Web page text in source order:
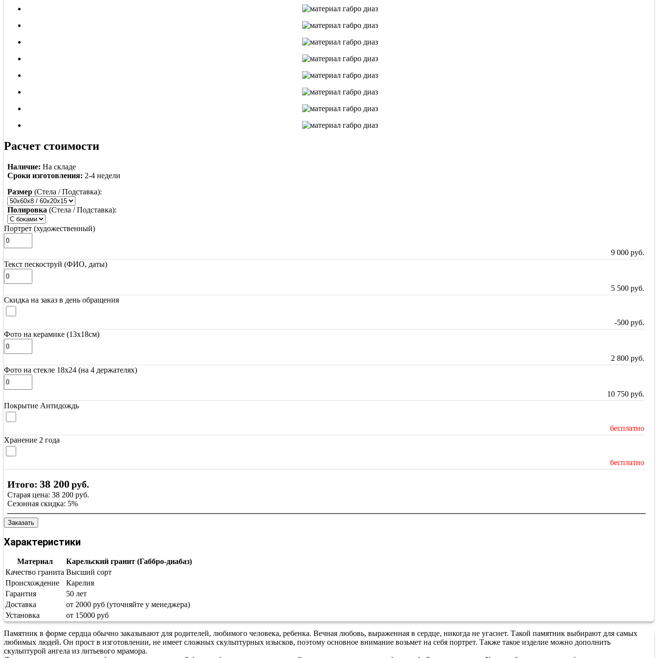
Расчет стоимости
Наличие: На складе
Сроки изготовления: 2-4 недели
Размер (Стела / Подставка):
Полировка (Стела / Подставка):
Портрет (художественный)
9 000 руб.
Текст пескоструй (ФИО, даты)
5 500 руб.
Скидка на заказ в день обращения
-500 руб.
Фото на керамике (13х18см)
2 800 руб.
Фото на стекле 18х24 (на 4 держателях)
10 750 руб.
Покрытие Антидождь
бесплатно
Хранение 2 года
бесплатно
Итого: 38 200руб.
Старая цена: 38 200 руб.
Сезонная скидка: 5%
Заказать
Характеристики
Материал
Карельский гранит (Габбро-диабаз)
Качество гранита Высший сорт
Происхождение
Карелия
Гарантия
50 лет
Доставка
от 2000 руб (уточняйте у менеджера)
Установка
от 15000 руб
Памятник в форме сердца обычно заказывают для родителей, любимого человека, ребенка. Вечная любовь, выраженная в сердце, никогда не угаснет. Такой памятник выбирают для самых
любимых людей. Он прост в изготовлении, не имеет сложных скульптурных изысков, поэтому основное внимание возьмет на себя портрет. Также такое изделие можно дополнить
скульптурой ангела из литьевого мрамора.